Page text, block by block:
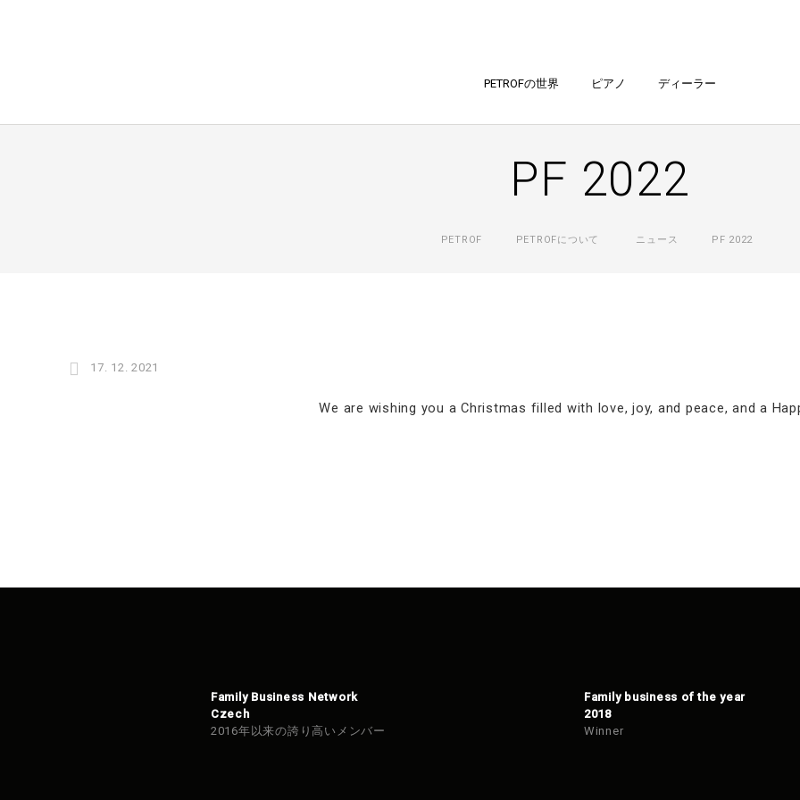
PETROFの世界 ピアノ ディーラー
PF 2022
PETROF PETROFについて ニュース PF 2022
17. 12. 2021
We are wishing you a Christmas filled with love, joy, and peace, and a
Family Business Network
Czech
2016年以来の誇り高いメンバー
Family business of the year
2018
Winner